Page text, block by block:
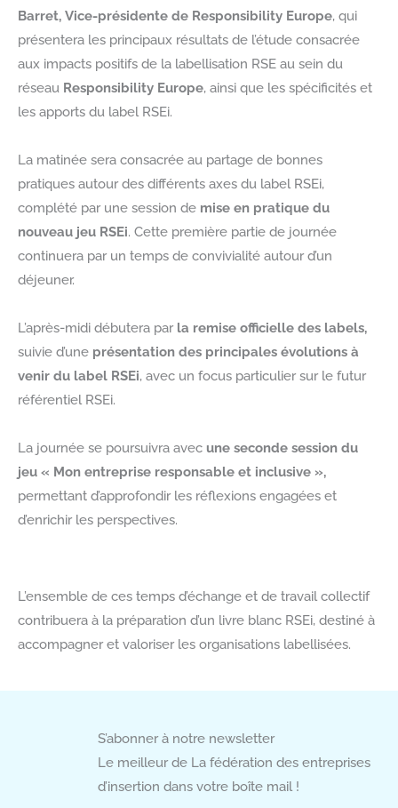
Barret, Vice-présidente de Responsibility Europe, qui
présentera les principaux résultats de l’étude consacrée
aux impacts positifs de la labellisation RSE au sein du
réseau Responsibility Europe, ainsi que les spécificités et
les apports du label RSEi.
La matinée sera consacrée au partage de bonnes
pratiques autour des différents axes du label RSEi,
complété par une session de mise en pratique du
nouveau jeu RSEi. Cette première partie de journée
continuera par un temps de convivialité autour d’un
déjeuner.
L’après-midi débutera par la remise officielle des labels,
suivie d’une présentation des principales évolutions à
venir du label RSEi, avec un focus particulier sur le futur
référentiel RSEi.
La journée se poursuivra avec une seconde session du
jeu « Mon entreprise responsable et inclusive »,
permettant d’approfondir les réflexions engagées et
d’enrichir les perspectives.
L’ensemble de ces temps d’échange et de travail collectif
contribuera à la préparation d’un livre blanc RSEi, destiné à
accompagner et valoriser les organisations labellisées.
S’abonner à notre newsletter
Le meilleur de La fédération des entreprises
d’insertion dans votre boîte mail !